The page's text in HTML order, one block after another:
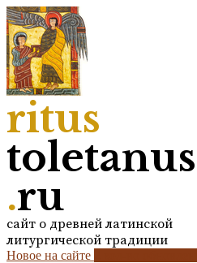
ritus
toletanus
.ru
сайт о древней латинской
литургической традиции
Новое на сайте